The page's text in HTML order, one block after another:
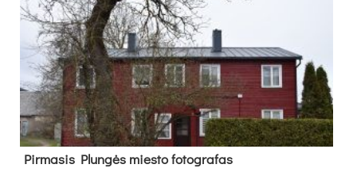
Pir­ma­sis Plun­gės mies­to fo­tog­ra­fas